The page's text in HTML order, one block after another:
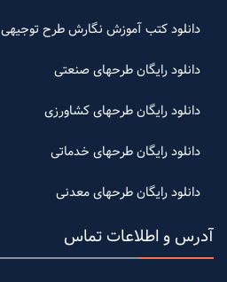
دانلود کتب آموزش نگارش طرح توجیهی
دانلود رایگان طرحهای صنعتی
دانلود رایگان طرحهای کشاورزی
دانلود رایگان طرحهای خدماتی
دانلود رایگان طرحهای معدنی
آدرس و اطلاعات تماس